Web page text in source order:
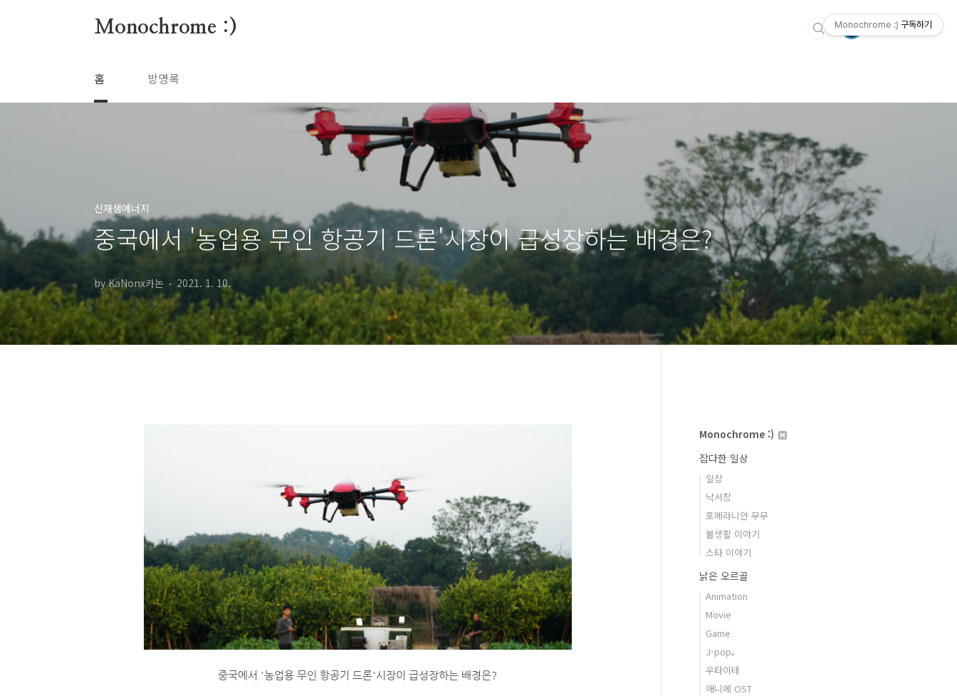
Monochrome :)
홈 방명록
신재생에너지
중국에서 '농업용 무인 항공기 드론'시장이 급성장하는 배경은?
by KaNonx카논 2021. 1. 10.
중국에서 '농업용 무인 항공기 드론'시장이 급성장하는 배경은?
Monochrome :)
잡다한 일상
일상
낙서장
포메라니안 무무
물생활 이야기
스타 이야기
낡은 오르골
Animation
Movie
Game
J-pop。
우타이테
애니메 OST
Monochrome :) 구독하기